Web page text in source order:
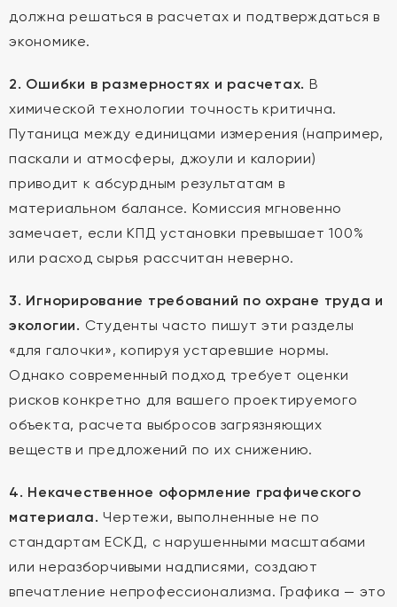
должна решаться в расчетах и подтверждаться в
экономике.
2. Ошибки в размерностях и расчетах. В
химической технологии точность критична.
Путаница между единицами измерения (например,
паскали и атмосферы, джоули и калории)
приводит к абсурдным результатам в
материальном балансе. Комиссия мгновенно
замечает, если КПД установки превышает 100%
или расход сырья рассчитан неверно.
3. Игнорирование требований по охране труда и
экологии. Студенты часто пишут эти разделы
«для галочки», копируя устаревшие нормы.
Однако современный подход требует оценки
рисков конкретно для вашего проектируемого
объекта, расчета выбросов загрязняющих
веществ и предложений по их снижению.
4. Некачественное оформление графического
материала. Чертежи, выполненные не по
стандартам ЕСКД, с нарушенными масштабами
или неразборчивыми надписями, создают
впечатление непрофессионализма. Графика — это